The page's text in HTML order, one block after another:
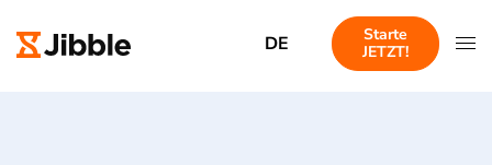
DE
Starte
JETZT!